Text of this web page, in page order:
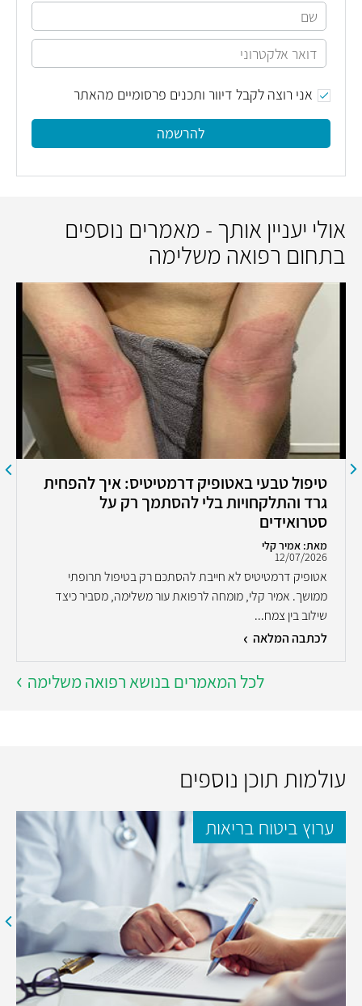
אני רוצה לקבל דיוור ותכנים פרסומיים מהאתר
להרשמה
אולי יעניין אותך - מאמרים נוספים
בתחום רפואה משלימה
טיפול טבעי באטופיק דרמטיטיס: איך להפחית
גרד והתלקחויות בלי להסתמך רק על
סטרואידים
מאת: אמיר קלי
12/07/2026
אטופיק דרמטיטיס לא חייבת להסתכם רק בטיפול תרופתי
ממושך. אמיר קלי, מומחה לרפואת עור משלימה, מסביר כיצד
שילוב בין צמח...
לכתבה המלאה
לכל המאמרים בנושא רפואה משלימה
עולמות תוכן נוספים
ערוץ ביטוח בריאות